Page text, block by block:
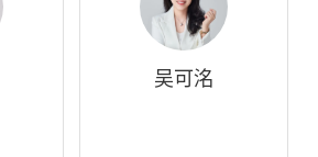
吴可洺